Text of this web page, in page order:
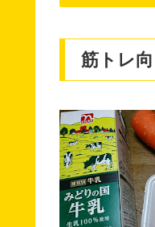
筋トレ